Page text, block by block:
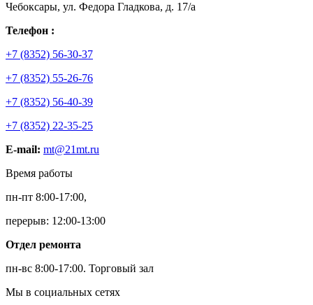
Чебоксары, ул. Федора Гладкова, д. 17/а
Телефон :
+7 (8352) 56-30-37
+7 (8352) 55-26-76
+7 (8352) 56-40-39
+7 (8352) 22-35-25
E-mail: mt@21mt.ru
Время работы
пн-пт 8:00-17:00,
перерыв: 12:00-13:00
Отдел ремонта
пн-вс 8:00-17:00. Торговый зал
Мы в социальных сетях